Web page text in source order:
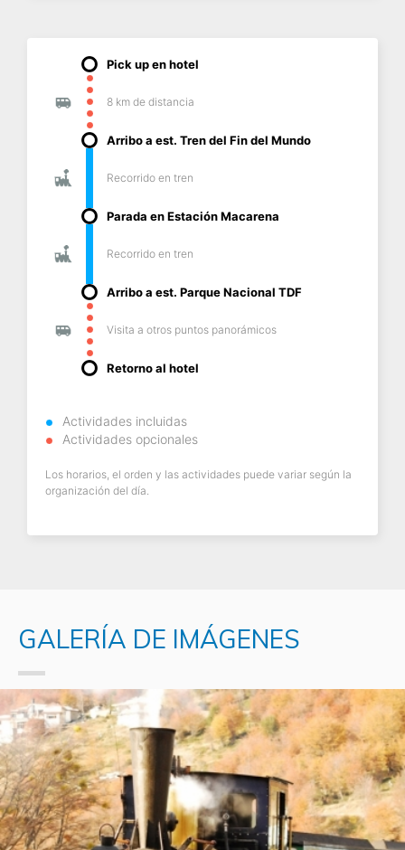
Pick up en hotel
8 km de distancia
Arribo a est. Tren del Fin del Mundo
Recorrido en tren
Parada en Estación Macarena
Recorrido en tren
Arribo a est. Parque Nacional TDF
Visita a otros puntos panorámicos
Retorno al hotel
Actividades incluidas
Actividades opcionales
Los horarios, el orden y las actividades puede variar según la
organización del día.
GALERÍA DE IMÁGENES